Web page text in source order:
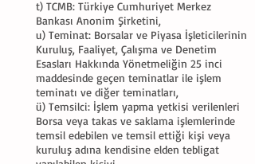
t) TCMB: Türkiye Cumhuriyet Merkez
Bankası Anonim Şirketini,
u) Teminat: Borsalar ve Piyasa İşleticilerinin
Kuruluş, Faaliyet, Çalışma ve Denetim
Esasları Hakkında Yönetmeliğin 25 inci
maddesinde geçen teminatlar ile işlem
teminatı ve diğer teminatları,
ü) Temsilci: İşlem yapma yetkisi verilenleri
Borsa veya takas ve saklama işlemlerinde
temsil edebilen ve temsil ettiği kişi veya
kuruluş adına kendisine elden tebligat